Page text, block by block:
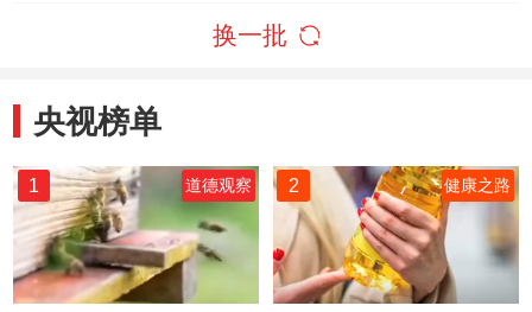
换一批
央视榜单
1 道德观察 2 健康之路